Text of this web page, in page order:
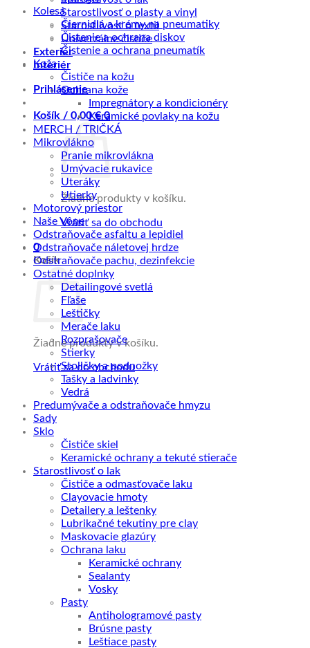
Starostlivosť o plasty a vinyl
Starostlivosť o textil
Univerzálne čističe
Exteriér
Interiér
Prihlásenie
Košík / 0,00€ 0
Žiadne produkty v košíku.
Vrátiť sa do obchodu
0
Košík
Žiadne produkty v košíku.
Vrátiť sa do obchodu
Kolesá
Čiernidlá a krémy na pneumatiky
Čistenie a ochrana diskov
Čistenie a ochrana pneumatík
Koža
Čističe na kožu
Ochrana kože
Impregnátory a kondicionéry
Keramické povlaky na kožu
MERCH / TRIČKÁ
Mikrovlákno
Pranie mikrovlákna
Umývacie rukavice
Uteráky
Utierky
Motorový priestor
Naše Vône
Odstraňovače asfaltu a lepidiel
Odstraňovače náletovej hrdze
Odstraňovače pachu, dezinfekcie
Ostatné doplnky
Detailingové svetlá
Fľaše
Leštičky
Merače laku
Rozprašovače
Stierky
Stoličky a podnožky
Tašky a ladvinky
Vedrá
Predumývače a odstraňovače hmyzu
Sady
Sklo
Čističe skiel
Keramické ochrany a tekuté stierače
Starostlivosť o lak
Čističe a odmasťovače laku
Clayovacie hmoty
Detailery a leštenky
Lubrikačné tekutiny pre clay
Maskovacie glazúry
Ochrana laku
Keramické ochrany
Sealanty
Vosky
Pasty
Antihologramové pasty
Brúsne pasty
Leštiace pasty